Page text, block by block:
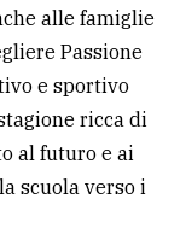
alle famiglie
Passione
e sportivo
ricca di
al futuro e ai
scuola verso i